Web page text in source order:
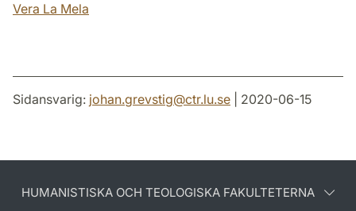
Vera La Mela
Sidansvarig: johan.grevstig@ctr.lu.se | 2020-06-15
HUMANISTISKA OCH TEOLOGISKA FAKULTETERNA